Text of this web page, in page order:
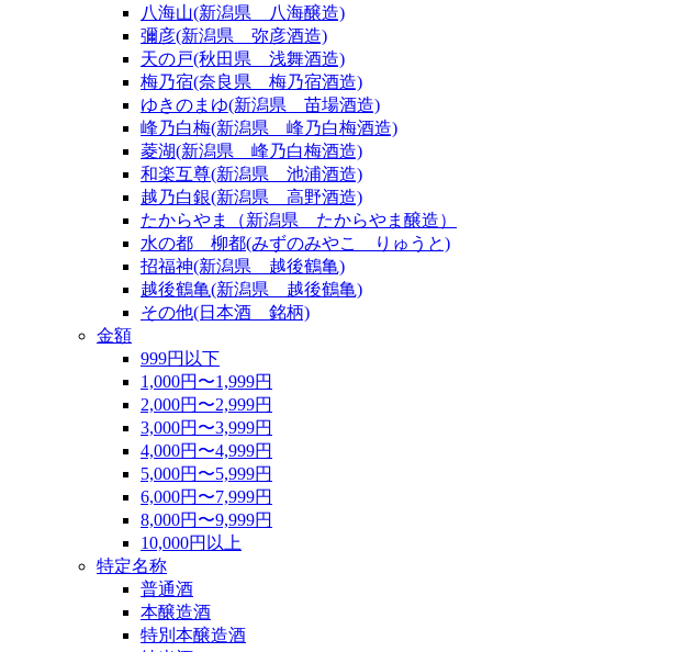
八海山(新潟県 八海醸造)
彌彦(新潟県 弥彦酒造)
天の戸(秋田県 浅舞酒造)
梅乃宿(奈良県 梅乃宿酒造)
ゆきのまゆ(新潟県 苗場酒造)
峰乃白梅(新潟県 峰乃白梅酒造)
菱湖(新潟県 峰乃白梅酒造)
和楽互尊(新潟県 池浦酒造)
越乃白銀(新潟県 高野酒造)
たからやま（新潟県 たからやま醸造）
水の都 柳都(みずのみやこ りゅうと)
招福神(新潟県 越後鶴亀)
越後鶴亀(新潟県 越後鶴亀)
その他(日本酒 銘柄)
金額
999円以下
1,000円〜1,999円
2,000円〜2,999円
3,000円〜3,999円
4,000円〜4,999円
5,000円〜5,999円
6,000円〜7,999円
8,000円〜9,999円
10,000円以上
特定名称
普通酒
本醸造酒
特別本醸造酒